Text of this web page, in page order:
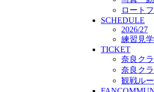
プロジ
コーチ&
ジュニア
ジュニ
ユース
練習拠
SCHOOL
CLUB
ロート
SCHEDULE
2026/27
練習見
TICKET
奈良ク
奈良ク
観戦ル